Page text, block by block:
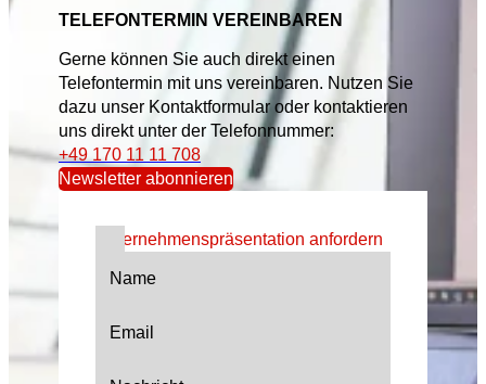
TELEFONTERMIN VEREINBAREN
Gerne können Sie auch direkt einen
Telefontermin mit uns vereinbaren. Nutzen Sie
dazu unser Kontaktformular oder kontaktieren
uns direkt unter der Telefonnummer:
+49 170 11 11 708
Newsletter abonnieren
Unternehmenspräsentation anfordern